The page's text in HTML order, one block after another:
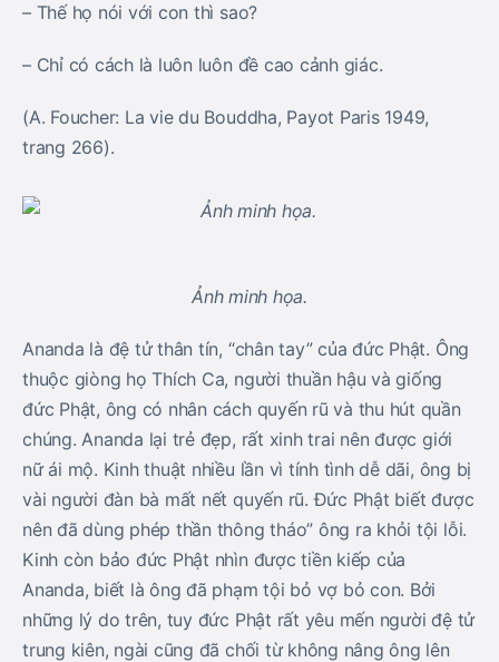
– Thế họ nói với con thì sao?
– Chỉ có cách là luôn luôn đề cao cảnh giác.
(A. Foucher: La vie du Bouddha, Payot Paris 1949,
trang 266).
Ảnh minh họa.
Ananda là đệ tử thân tín, “chân tay” của đức Phật. Ông
thuộc giòng họ Thích Ca, người thuần hậu và giống
đức Phật, ông có nhân cách quyến rũ và thu hút quần
chúng. Ananda lại trẻ đẹp, rất xinh trai nên được giới
nữ ái mộ. Kinh thuật nhiều lần vì tính tình dễ dãi, ông bị
vài người đàn bà mất nết quyến rũ. Ðức Phật biết được
nên đã dùng phép thần thông tháo” ông ra khỏi tội lỗi.
Kinh còn bảo đức Phật nhìn được tiền kiếp của
Ananda, biết là ông đã phạm tội bỏ vợ bỏ con. Bởi
những lý do trên, tuy đức Phật rất yêu mến người đệ tử
trung kiên, ngài cũng đã chối từ không nâng ông lên